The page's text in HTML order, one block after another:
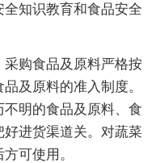
知识教育和食品安全
购食品及原料严格按
及原料的准入制度。
明的食品及原料、食
进货渠道关。对蔬菜
可使用。